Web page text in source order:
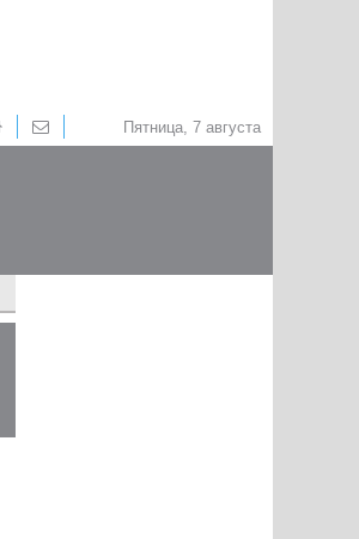
Пятница, 7 августа